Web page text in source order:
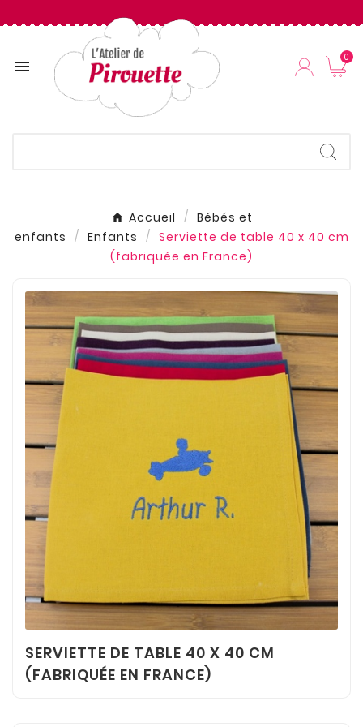
 0
Accueil
Bébés et
enfants
Enfants
Serviette de table 40 x 40 cm
(fabriquée en France)
SERVIETTE DE TABLE 40 X 40 CM
(FABRIQUÉE EN FRANCE)